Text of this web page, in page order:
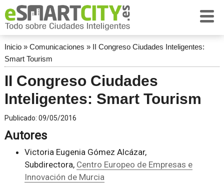
Inicio» Comunicaciones » II Congreso Ciudades Inteligentes:
Smart Tourism
II Congreso Ciudades
Inteligentes: Smart Tourism
Publicado: 09/05/2016
Autores
Victoria Eugenia Gómez Alcázar,
Subdirectora, Centro Europeo de Empresas e
Innovación de Murcia